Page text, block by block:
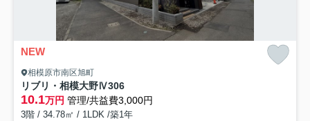
NEW
相模原市南区旭町
リブリ・相模大野Ⅳ306
10.1万円 管理/共益費3,000円
3階 / 34.78㎡ / 1LDK /築1年